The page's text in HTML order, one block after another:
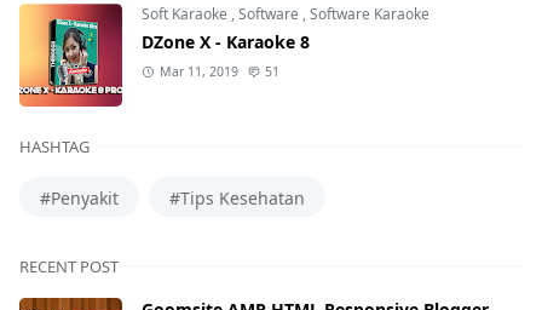
Soft Karaoke ,Software ,Software Karaoke
DZone X - Karaoke 8
Mar 11, 2019 51
HASHTAG
#Penyakit #Tips Kesehatan
RECENT POST